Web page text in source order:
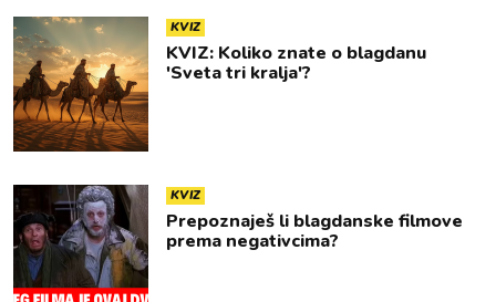
KVIZ
KVIZ: Koliko znate o blagdanu
'Sveta tri kralja'?
KVIZ
Prepoznaješ li blagdanske filmove
prema negativcima?